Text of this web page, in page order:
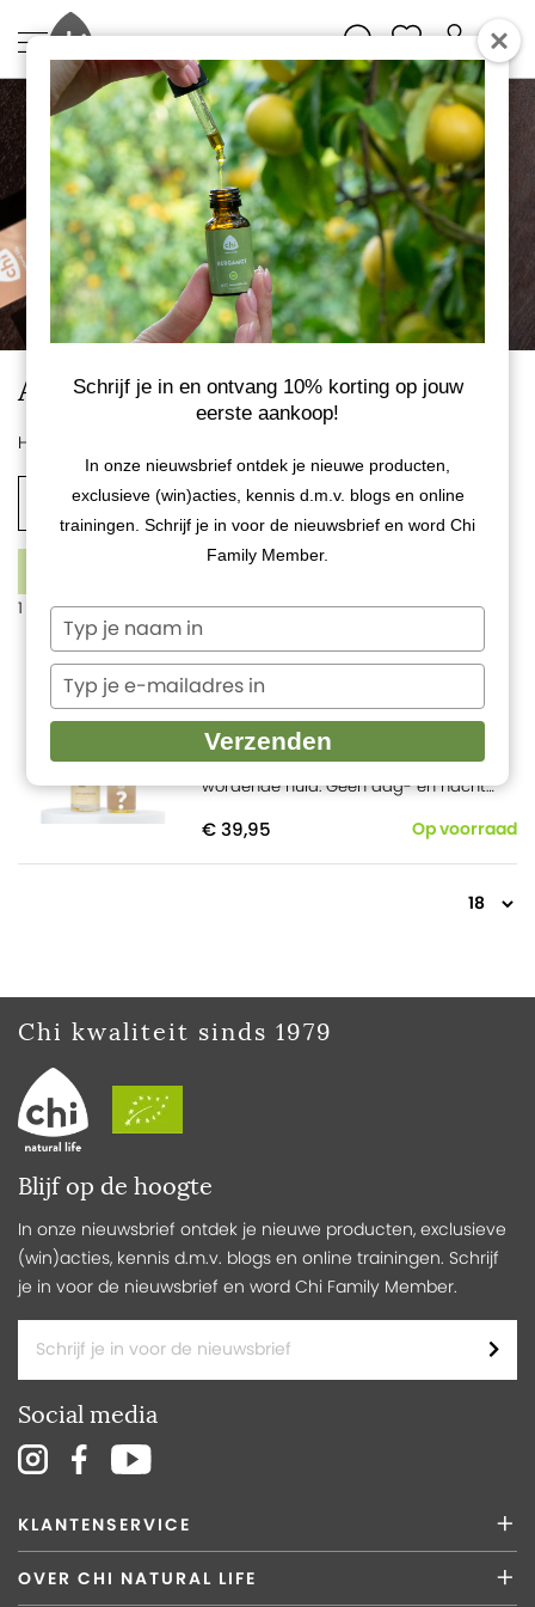
Aanbiedingen - Wierook
Home
Stapelkorting Cadeaus
1 product
SuperSkin Anti Aging
59 reviews
Actie: Nu met gratis SuperSkin mini
naar keuze!Super bij een ouder
wordende huid. Geen dag- en nacht
€ 39,95 Op voorraad
Blijf op de hoogte
In onze nieuwsbrief ontdek je nieuwe producten, exclusieve
(win)acties, kennis d.m.v. blogs en online trainingen. Schrijf
je in voor de nieuwsbrief en word Chi Family Member.
Social media
Chi kwaliteit sinds 1979
KLANTENSERVICE
OVER CHI NATURAL LIFE
Schrijf je in en ontvang 10% korting op jouw
eerste aankoop!
In onze nieuwsbrief ontdek je nieuwe producten,
exclusieve (win)acties, kennis d.m.v. blogs en online
trainingen. Schrijf je in voor de nieuwsbrief en word Chi
Family Member.
Typ
je
naam
Typ
je
e-
mailadres
Verzenden